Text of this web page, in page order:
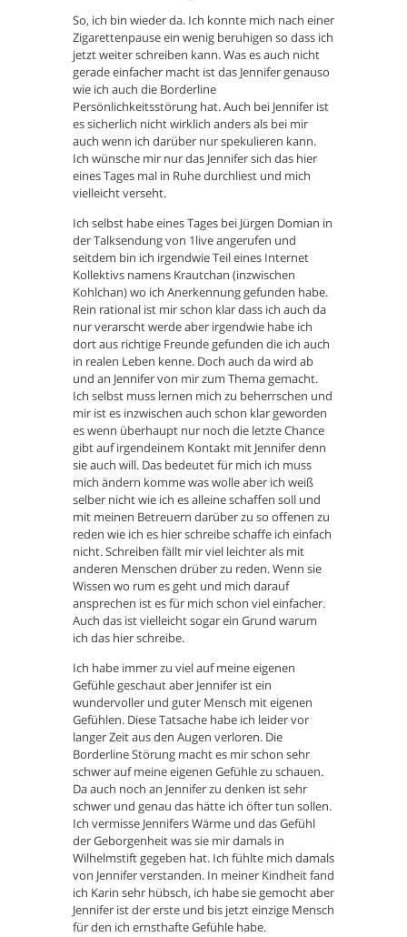
So, ich bin wieder da. Ich konnte mich nach einer
Zigarettenpause ein wenig beruhigen so dass ich
jetzt weiter schreiben kann. Was es auch nicht
gerade einfacher macht ist das Jennifer genauso
wie ich auch die Borderline
Persönlichkeitsstörung hat. Auch bei Jennifer ist
es sicherlich nicht wirklich anders als bei mir
auch wenn ich darüber nur spekulieren kann.
Ich wünsche mir nur das Jennifer sich das hier
eines Tages mal in Ruhe durchliest und mich
vielleicht verseht.
Ich selbst habe eines Tages bei Jürgen Domian in
der Talksendung von 1live angerufen und
seitdem bin ich irgendwie Teil eines Internet
Kollektivs namens Krautchan (inzwischen
Kohlchan) wo ich Anerkennung gefunden habe.
Rein rational ist mir schon klar dass ich auch da
nur verarscht werde aber irgendwie habe ich
dort aus richtige Freunde gefunden die ich auch
in realen Leben kenne. Doch auch da wird ab
und an Jennifer von mir zum Thema gemacht.
Ich selbst muss lernen mich zu beherrschen und
mir ist es inzwischen auch schon klar geworden
es wenn überhaupt nur noch die letzte Chance
gibt auf irgendeinem Kontakt mit Jennifer denn
sie auch will. Das bedeutet für mich ich muss
mich ändern komme was wolle aber ich weiß
selber nicht wie ich es alleine schaffen soll und
mit meinen Betreuern darüber zu so offenen zu
reden wie ich es hier schreibe schaffe ich einfach
nicht. Schreiben fällt mir viel leichter als mit
anderen Menschen drüber zu reden. Wenn sie
Wissen wo rum es geht und mich darauf
ansprechen ist es für mich schon viel einfacher.
Auch das ist vielleicht sogar ein Grund warum
ich das hier schreibe.
Ich habe immer zu viel auf meine eigenen
Gefühle geschaut aber Jennifer ist ein
wundervoller und guter Mensch mit eigenen
Gefühlen. Diese Tatsache habe ich leider vor
langer Zeit aus den Augen verloren. Die
Borderline Störung macht es mir schon sehr
schwer auf meine eigenen Gefühle zu schauen.
Da auch noch an Jennifer zu denken ist sehr
schwer und genau das hätte ich öfter tun sollen.
Ich vermisse Jennifers Wärme und das Gefühl
der Geborgenheit was sie mir damals in
Wilhelmstift gegeben hat. Ich fühlte mich damals
von Jennifer verstanden. In meiner Kindheit fand
ich Karin sehr hübsch, ich habe sie gemocht aber
Jennifer ist der erste und bis jetzt einzige Mensch
für den ich ernsthafte Gefühle habe.